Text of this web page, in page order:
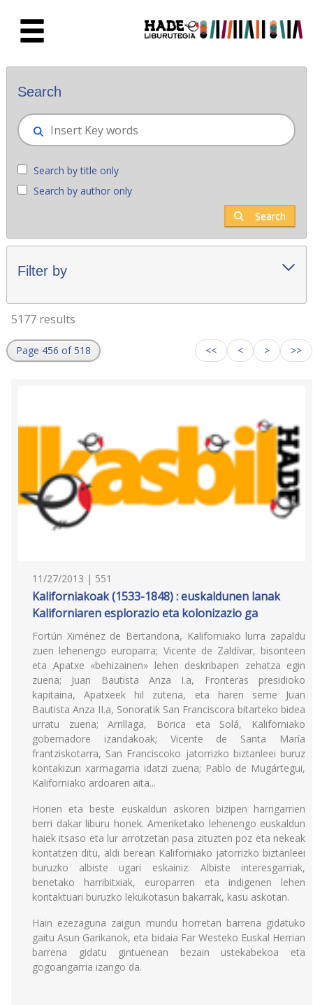
New books - Liburutegia
Search
Search by title only
Search by author only
Search
Filter by
5177 results
Page 456 of 518 << < > >>
11/27/2013 | 551
Kaliforniakoak (1533-1848) : euskaldunen lanak
Kaliforniaren esplorazio eta kolonizazio ga
Fortún Ximénez de Bertandona, Kaliforniako lurra zapaldu
zuen lehenengo europarra; Vicente de Zaldívar, bisonteen
eta Apatxe «behizainen» lehen deskribapen zehatza egin
zuena; Juan Bautista Anza I.a, Fronteras presidioko
kapitaina, Apatxeek hil zutena, eta haren seme Juan
Bautista Anza II.a, Sonoratik San Franciscora bitarteko bidea
urratu zuena; Arrillaga, Borica eta Solá, Kaliforniako
gobernadore izandakoak; Vicente de Santa María
frantziskotarra, San Franciscoko jatorrizko biztanleei buruz
kontakizun xarmagarria idatzi zuena; Pablo de Mugártegui,
Kaliforniako ardoaren aita...
Horien eta beste euskaldun askoren bizipen harrigarrien
berri dakar liburu honek. Ameriketako lehenengo euskaldun
haiek itsaso eta lur arrotzetan pasa zituzten poz eta nekeak
kontatzen ditu, aldi berean Kaliforniako jatorrizko biztanleei
buruzko albiste ugari eskainiz. Albiste interesgarriak,
benetako harribitxiak, europarren eta indigenen lehen
kontaktuari buruzko lekukotasun bakarrak, kasu askotan.
Hain ezezaguna zaigun mundu horretan barrena gidatuko
gaitu Asun Garikanok, eta bidaia Far Westeko Euskal Herrian
barrena gidatu gintuenean bezain ustekabekoa eta
gogoangarria izango da.